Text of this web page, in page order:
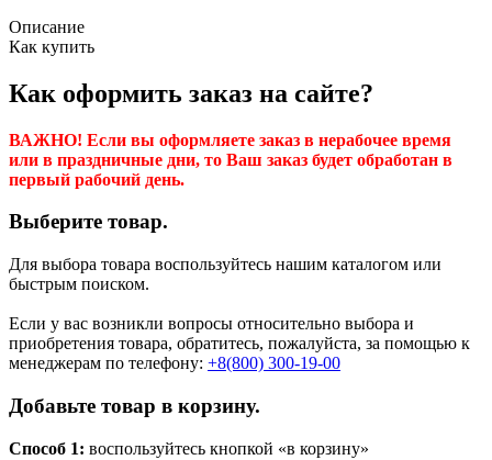
Описание
Как купить
Как оформить заказ на сайте?
ВАЖНО! Если вы оформляете заказ в нерабочее время
или в праздничные дни, то Ваш заказ будет обработан в
первый рабочий день.
Выберите товар.
Для выбора товара воспользуйтесь нашим каталогом или
быстрым поиском.
Если у вас возникли вопросы относительно выбора и
приобретения товара, обратитесь, пожалуйста, за помощью к
менеджерам по телефону: +8(800) 300-19-00
Добавьте товар в корзину.
Способ 1: воспользуйтесь кнопкой «в корзину»